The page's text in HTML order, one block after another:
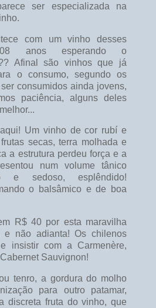
ser especializada na
com um vinho desses
anos esperando o
Afinal são vinhos que já
o consumo, segundo os
consumidos ainda jovens,
paciência, alguns deles
Um vinho de cor rubí e
secas, terra molhada e
a estrutura perdeu força e a
num volume tânico
e sedoso, esplêndido!
o balsâmico e de boa
R$ 40 por esta maravilha
e não adianta! Os chilenos
insistir com a Carmenère,
Sauvignon!
tenro, a gordura do molho
para outro patamar,
discreta fruta do vinho, que